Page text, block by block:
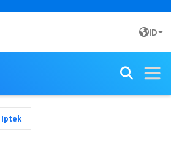
ID
Iptek